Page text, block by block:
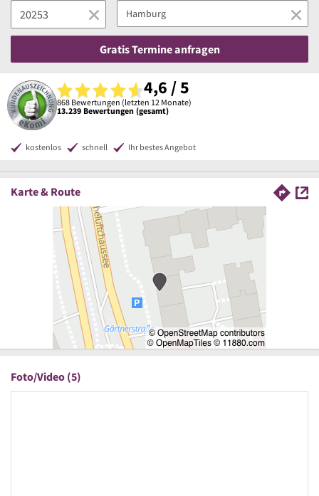
Gratis Termine anfragen
4,6 / 5
868 Bewertungen (letzten 12 Monate)
13.239 Bewertungen (gesamt)
kostenlos schnell Ihr bestes Angebot
Karte & Route
Foto/Video (5)